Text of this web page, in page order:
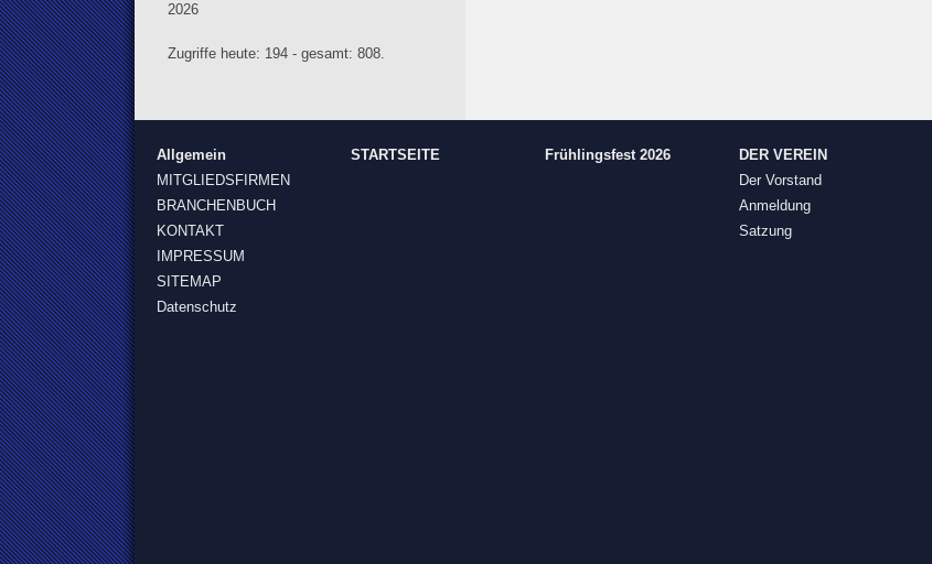
2026
Zugriffe heute: 194 - gesamt: 808.
Allgemein
MITGLIEDSFIRMEN
BRANCHENBUCH
KONTAKT
IMPRESSUM
SITEMAP
Datenschutz
STARTSEITE Frühlingsfest 2026
DER VEREIN
Der Vorstand
Anmeldung
Satzung